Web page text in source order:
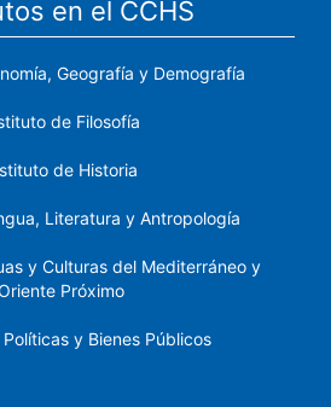
en el CCHS
Geografía y Demografía
de Filosofía
de Historia
Literatura y Antropología
y Culturas del Mediterráneo y
Próximo
y Bienes Públicos